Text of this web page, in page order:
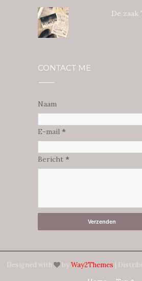
De zaak
CONTACT ME
Naam
E-mail *
Bericht *
Designed with byWay2Themes |